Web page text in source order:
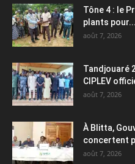
Tône 4 : le
plants pour...
août 7, 2026
Tandjouaré
CIPLEV
août 7, 2026
À Blitta,
concertent
août 7, 2026